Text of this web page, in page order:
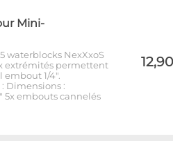
Mini-
waterblocks NexXxoS
extrémités permettent
1/4".
Dimensions :
5x embouts cannelés